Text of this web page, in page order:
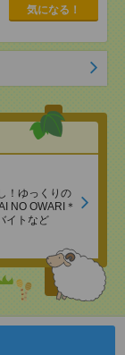
気になる！
！ゆっくりの
NO OWARI＊
イトなど